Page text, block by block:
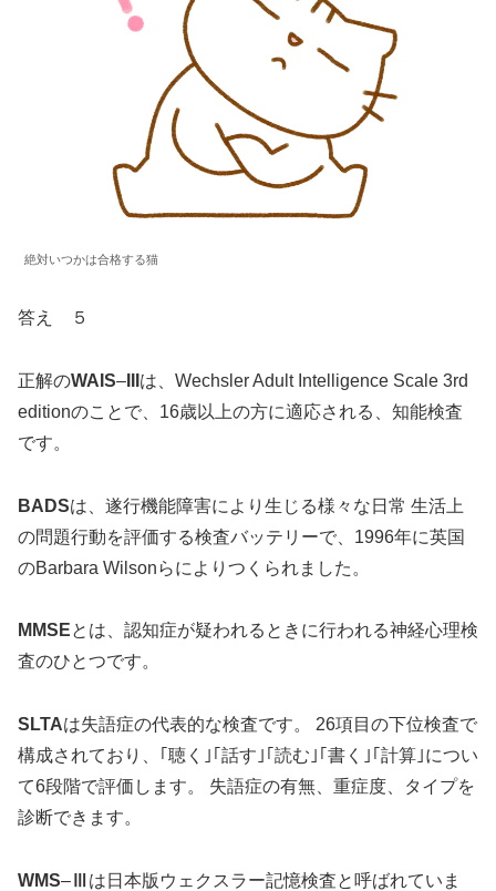
絶対いつかは合格する猫
答え ５
正解のWAIS–
は、Wechsler Adult Intelligence Scale 3rd
editionのことで、16歳以上の方に適応される、知能検査
です。
BADSは、遂行機能障害により生じる様々な日常 生活上
の問題行動を評価する検査バッテリーで、1996年に英国
のBarbara Wilsonらによりつくられました。
MMSEとは、認知症が疑われるときに行われる神経心理検
査のひとつです。
SLTAは失語症の代表的な検査です。 26項目の下位検査で
構成されており、｢聴く｣｢話す｣｢読む｣｢書く｣｢計算｣につい
て6段階で評価します。 失語症の有無、重症度、タイプを
診断できます。
WMS–
は日本版ウェクスラー記憶検査と呼ばれていま